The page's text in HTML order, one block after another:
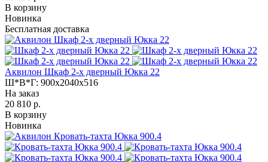
В корзину
Новинка
Бесплатная доставка
Аквилон Шкаф 2-х дверный Юкка 22
Ш*В*Г: 900x2040x516
На заказ
20 810 р.
В корзину
Новинка